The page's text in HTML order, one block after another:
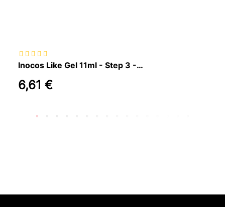
Inocos Like Gel 11ml - Step 3 - Super Shine
6,61 €